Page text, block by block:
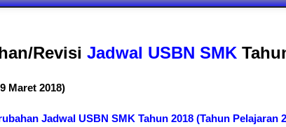
Revisi Jadwal USBN SMK
Maret 2018)
Jadwal USBN SMK Tahun 2018 (Tahun Pelajaran